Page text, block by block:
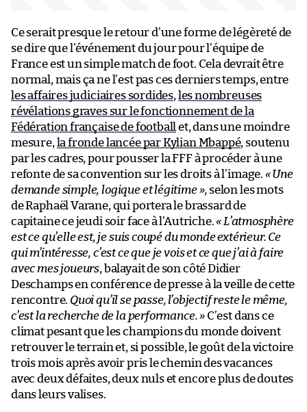
Ce serait presque le retour d’une forme de légèreté de
se dire que l’événement du jour pour l’équipe de
France est un simple match de foot. Cela devrait être
normal, mais ça ne l’est pas ces derniers temps, entre
les affaires judiciaires sordides, les nombreuses
révélations graves sur le fonctionnement de la
Fédération française de football et, dans une moindre
mesure, la fronde lancée par Kylian Mbappé, soutenu
par les cadres, pour pousser la FFF à procéder à une
refonte de sa convention sur les droits à l’image. « Une
demande simple, logique et légitime », selon les mots
de Raphaël Varane, qui portera le brassard de
capitaine ce jeudi soir face à l’Autriche.« L’atmosphère
est ce qu’elle est, je suis coupé du monde extérieur. Ce
qui m’intéresse, c’est ce que je vois et ce que j’ai à faire
avec mes joueurs, balayait de son côté Didier
Deschamps en conférence de presse à la veille de cette
rencontre. Quoi qu’il se passe, l’objectif reste le même,
c’est la recherche de la performance. »C’est dans ce
climat pesant que les champions du monde doivent
retrouver le terrain et, si possible, le goût de la victoire
trois mois après avoir pris le chemin des vacances
avec deux défaites, deux nuls et encore plus de doutes
dans leurs valises.